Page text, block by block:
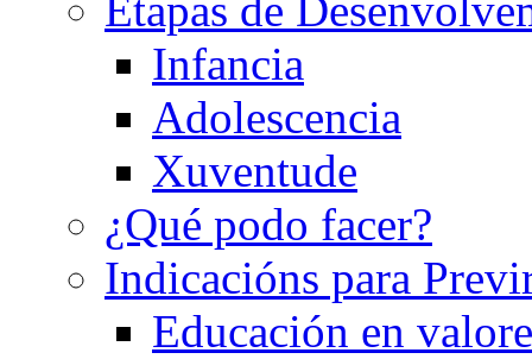
Etapas de
Infancia
Adolescencia
Xuventude
¿Qué podo facer?
Indicacións para
Educación en